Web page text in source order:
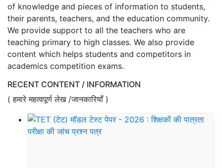
of knowledge and pieces of information to students,
their parents, teachers, and the education community.
We provide support to all the teachers who are
teaching primary to high classes. We also provide
content which helps students and competitors in
academics competition exams.
RECENT CONTENT / INFORMATION
( हमारे महत्वपूर्ण लेख /जानकारियाँ )